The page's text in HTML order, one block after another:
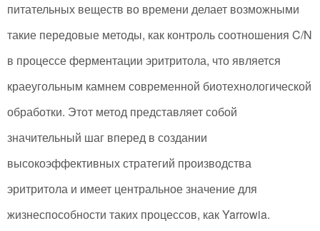
питательных веществ во времени делает возможными
такие передовые методы, как контроль соотношения C/N
в процессе ферментации эритритола, что является
краеугольным камнем современной биотехнологической
обработки. Этот метод представляет собой
значительный шаг вперед в создании
высокоэффективных стратегий производства
эритритола и имеет центральное значение для
жизнеспособности таких процессов, как Yarrowia.